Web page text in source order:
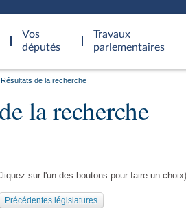
Vos
députés
Travaux
parlementaires
Résultats de la recherche
la recherche
sur l'un des boutons pour faire un choix)
Précédentes législatures